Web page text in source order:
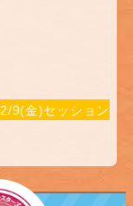
2/9(金)セッション